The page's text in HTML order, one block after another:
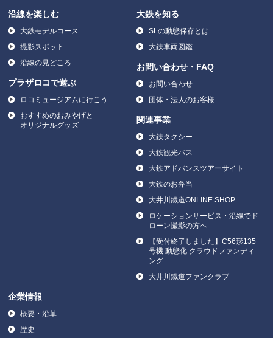
沿線を楽しむ
大鉄モデルコース
撮影スポット
沿線の見どころ
プラザロコで遊ぶ
ロコミュージアムに行こう
おすすめのおみやげと
オリジナルグッズ
大鉄を知る
SLの動態保存とは
大鉄車両図鑑
お問い合わせ・FAQ
お問い合わせ
団体・法人のお客様
関連事業
大鉄タクシー
大鉄観光バス
大鉄アドバンスツアーサイト
大鉄のお弁当
大井川鐵道ONLINE SHOP
ロケーションサービス・沿線でド
ローン撮影の方へ
【受付終了しました】C56形135
号機 動態化 クラウドファンディ
ング
大井川鐵道ファンクラブ
企業情報
概要・沿革
歴史